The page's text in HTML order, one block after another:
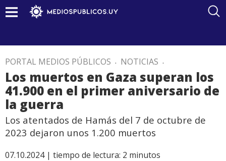
PORTAL MEDIOS PÚBLICOS . NOTICIAS .
Los muertos en Gaza superan los
41.900 en el primer aniversario de
la guerra
Los atentados de Hamás del 7 de octubre de
2023 dejaron unos 1.200 muertos
07.10.2024 | tiempo de lectura: 2 minutos